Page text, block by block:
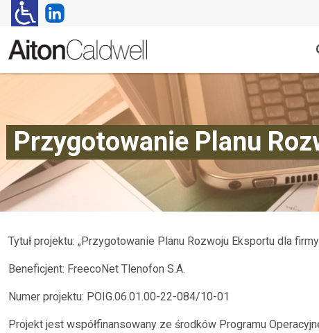
Przygotowanie Planu
Tytuł projektu: „Przygotowanie Planu Rozwoju Eksportu dla
Beneficjent: FreecoNet Tlenofon S.A.
Numer projektu: POIG.06.01.00-22-084/10-01
Projekt jest współfinansowany ze środków Programu